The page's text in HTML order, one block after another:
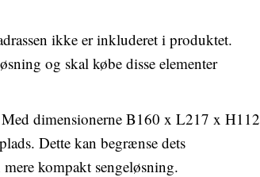
ikke er inkluderet i produktet.
og skal købe disse elementer
dimensionerne B160 x L217 x H112
Dette kan begrænse dets
kompakt sengeløsning.